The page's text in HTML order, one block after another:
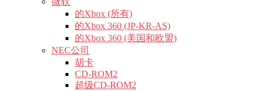
的Xbox (所有)
的Xbox 360 (JP-KR-AS)
的Xbox 360 (美国和欧盟)
NEC公司
胡卡
CD-ROM2
超级CD-ROM2